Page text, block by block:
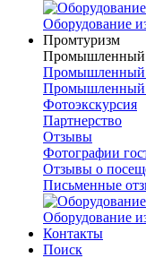
Оборудование
Промтуризм
Промышленный
Промышленный
Промышленный
Фотоэкскурсия
Партнерство
Отзывы
Фотографии
Отзывы о
Письменные
Оборудование
Контакты
Поиск